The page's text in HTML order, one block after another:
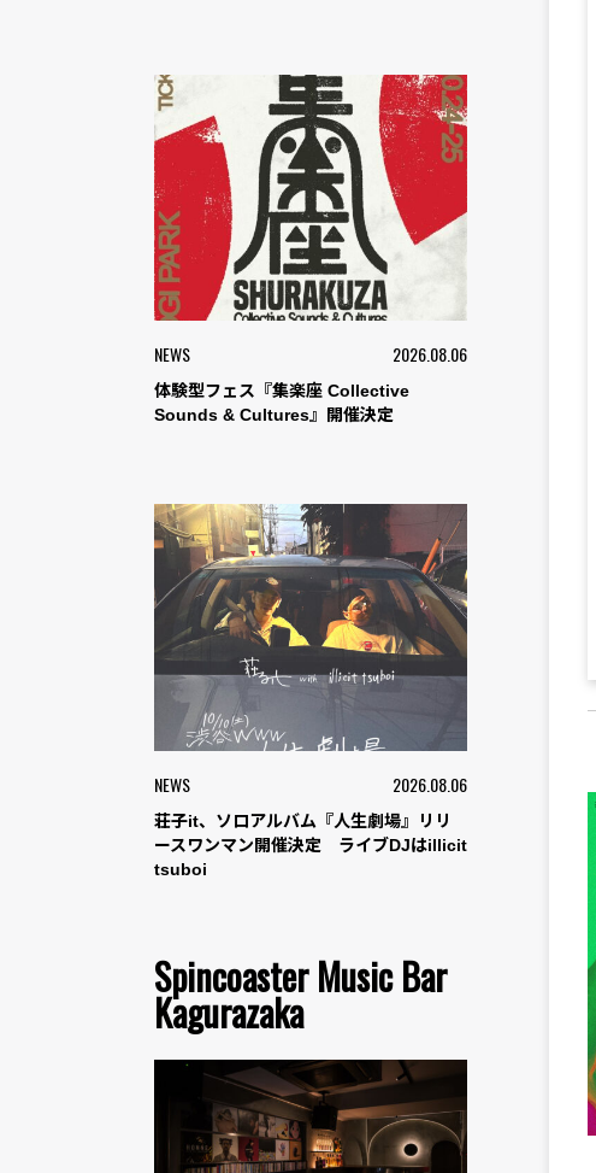
NEWS 2026.08.06
体験型フェス『集楽座 Collective
Sounds & Cultures』開催決定
NEWS 2026.08.06
荘子it、ソロアルバム『人生劇場』リリ
ースワンマン開催決定 ライブDJはillicit
tsuboi
Spincoaster Music Bar
Kagurazaka